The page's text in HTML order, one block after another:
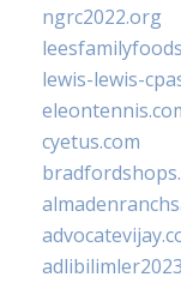
ngrc2022.org
lewis-lewis-
cyetus.com